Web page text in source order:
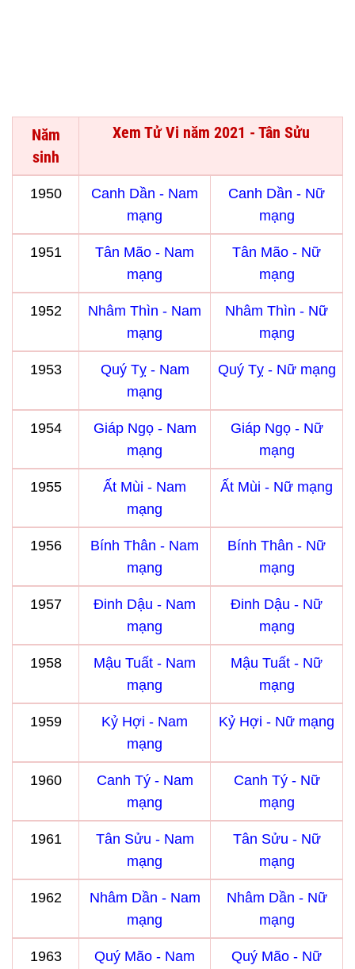
Năm
sinh
Xem Tử Vi năm 2021 - Tân Sửu
1950
Canh Dần - Nam
mạng
Canh Dần - Nữ
mạng
1951
Tân Mão - Nam
mạng
Tân Mão - Nữ
mạng
1952
Nhâm Thìn - Nam
mạng
Nhâm Thìn - Nữ
mạng
1953
Quý Tỵ - Nam
mạng
Quý Tỵ - Nữ mạng
1954
Giáp Ngọ - Nam
mạng
Giáp Ngọ - Nữ
mạng
1955
Ất Mùi - Nam
mạng
Ất Mùi - Nữ mạng
1956
Bính Thân - Nam
mạng
Bính Thân - Nữ
mạng
1957
Đinh Dậu - Nam
mạng
Đinh Dậu - Nữ
mạng
1958
Mậu Tuất - Nam
mạng
Mậu Tuất - Nữ
mạng
1959
Kỷ Hợi - Nam
mạng
Kỷ Hợi - Nữ mạng
1960
Canh Tý - Nam
mạng
Canh Tý - Nữ
mạng
1961
Tân Sửu - Nam
mạng
Tân Sửu - Nữ
mạng
1962
Nhâm Dần - Nam
mạng
Nhâm Dần - Nữ
mạng
1963
Quý Mão - Nam
Quý Mão - Nữ